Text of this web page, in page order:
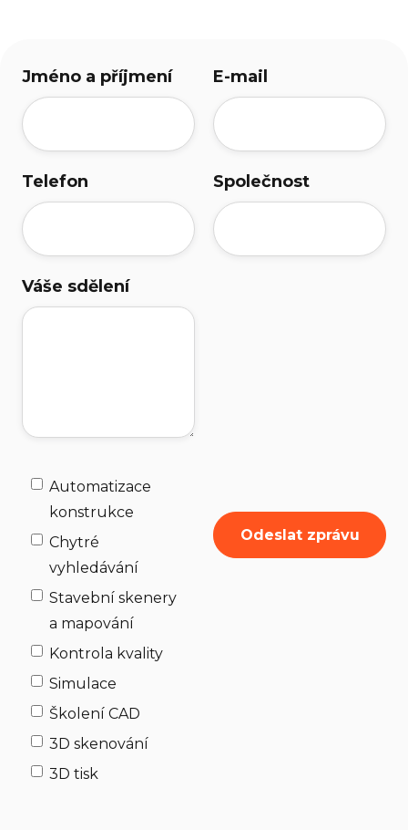
Jméno a příjmení E-mail
Telefon Společnost
Váše sdělení
Automatizace
konstrukce
Chytré
vyhledávání
Stavební skenery
a mapování
Kontrola kvality
Simulace
Školení CAD
3D skenování
3D tisk